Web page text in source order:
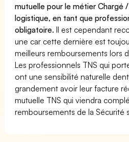
mutuelle pour le métier Chargé
logistique, en tant que
obligatoire.Il est cependant
une car cette dernière est
meilleurs remboursements lors
Les professionnels TNS qui
ont une sensibilité naturelle
grandement avoir leur facture
mutuelle TNS qui viendra
remboursements de la Sécurité